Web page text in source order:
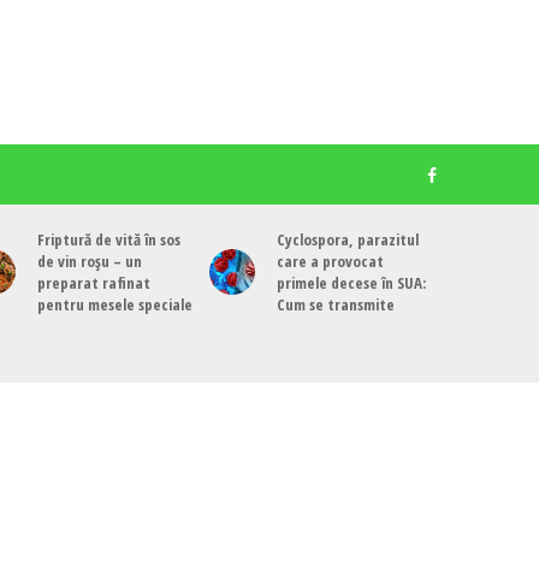
Friptură de vită în sos
de vin roșu – un
preparat rafinat
pentru mesele speciale
Cyclospora, parazitul
care a provocat
primele decese în SUA:
Cum se transmite